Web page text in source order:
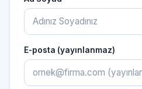
E-posta (yayınlanmaz)